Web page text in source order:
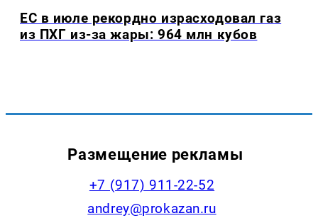
ЕС в июле рекордно израсходовал газ
из ПХГ из-за жары: 964 млн кубов
Размещение рекламы
+7 (917) 911-22-52
andrey@prokazan.ru